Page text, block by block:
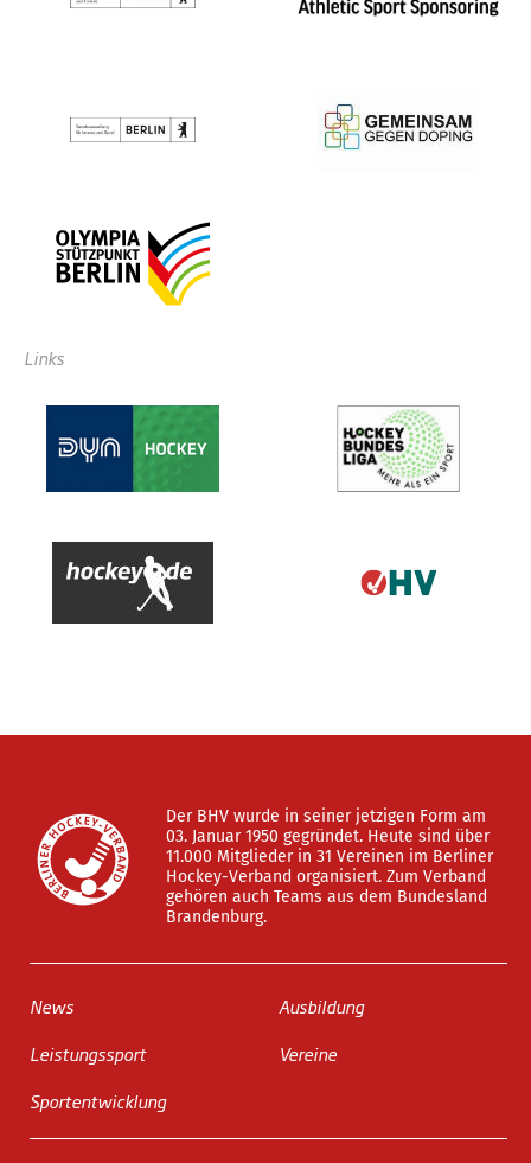
Links
Der BHV wurde in seiner jetzigen Form am
03. Januar 1950 gegründet. Heute sind über
11.000 Mitglieder in 31 Vereinen im Berliner
Hockey-Verband organisiert. Zum Verband
gehören auch Teams aus dem Bundesland
Brandenburg.
News
Leistungssport
Sportentwicklung
Ausbildung
Vereine